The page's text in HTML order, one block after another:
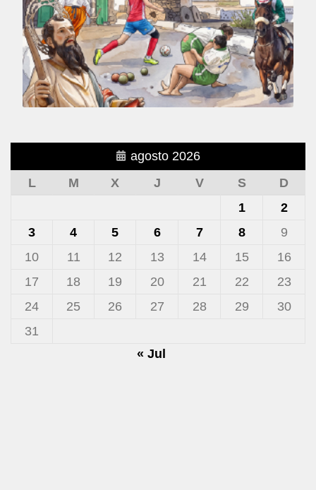
agosto 2026
L
M X J V S
D
1
2
3
4 5 6 7 8
9
10
11 12 13 14 15
16
17
18 19 20 21 22
23
24
25 26 27 28 29
30
31
« Jul